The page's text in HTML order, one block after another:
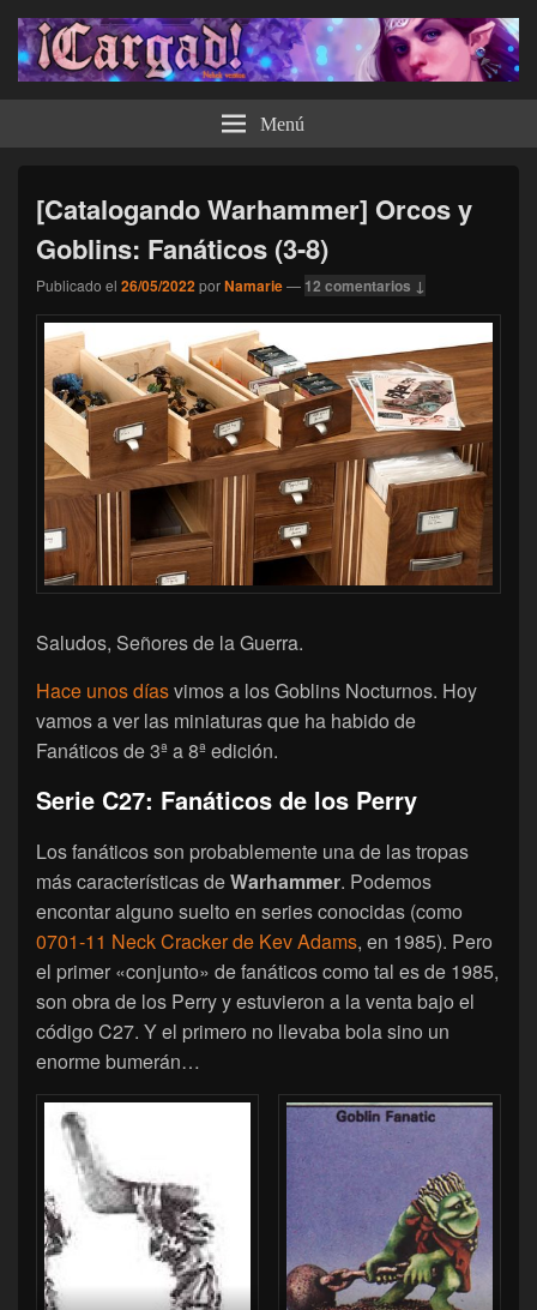
¡Cargad! Menú
[Catalogando Warhammer] Orcos y
Goblins: Fanáticos (3-8)
Publicado el 26/05/2022porNamarie— 12 comentarios ↓
Saludos, Señores de la Guerra.
Hace unos díasvimos a los Goblins Nocturnos. Hoy
vamos a ver las miniaturas que ha habido de
Fanáticos de 3ª a 8ª edición.
Serie C27: Fanáticos de los Perry
Los fanáticos son probablemente una de las tropas
más características deWarhammer. Podemos
encontar alguno suelto en series conocidas (como
0701-11 Neck Cracker de Kev Adams, en 1985). Pero
el primer «conjunto» de fanáticos como tal es de 1985,
son obra de los Perry y estuvieron a la venta bajo el
código C27. Y el primero no llevaba bola sino un
enorme bumerán…